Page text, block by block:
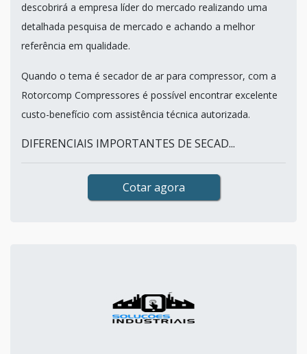
descobrirá a empresa líder do mercado realizando uma
detalhada pesquisa de mercado e achando a melhor
referência em qualidade.
Quando o tema é secador de ar para compressor, com a
Rotorcomp Compressores é possível encontrar excelente
custo-benefício com assistência técnica autorizada.
DIFERENCIAIS IMPORTANTES DE SECAD...
Cotar agora